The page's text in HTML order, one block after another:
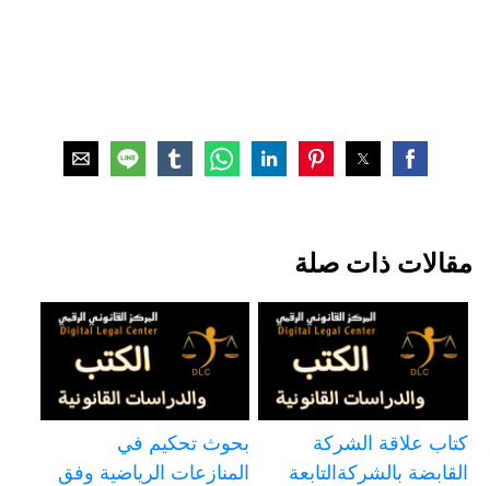
مقالات ذات صلة
كتاب علاقة الشركة
القابضة بالشركةالتابعة
بحوث تحكيم في
المنازعات الرياضية وفق